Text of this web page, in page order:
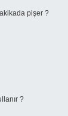
pişer ?
?